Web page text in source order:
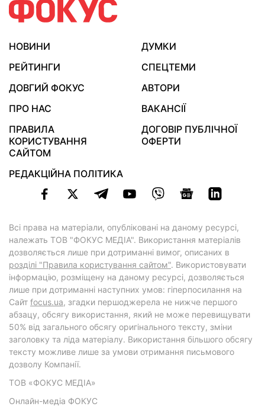
НОВИНИ
ДУМКИ
РЕЙТИНГИ
СПЕЦТЕМИ
ДОВГИЙ ФОКУС
АВТОРИ
ПРО НАС
ВАКАНСІЇ
ПРАВИЛА
КОРИСТУВАННЯ
САЙТОМ
ДОГОВІР ПУБЛІЧНОЇ
ОФЕРТИ
РЕДАКЦІЙНА ПОЛІТИКА
Всі права на матеріали, опубліковані на даному ресурсі,
належать ТОВ "ФОКУС МЕДІА". Використання матеріалів
дозволяється лише при дотриманні вимог, описаних в
розділі "Правила користування сайтом". Використовувати
інформацію, розміщену на даному ресурсі, дозволяється
лише при дотриманні наступних умов: гіперпосилання на
Cайт focus.ua, згадки першоджерела не нижче першого
абзацу, обсягу використання, який не може перевищувати
50% від загального обсягу оригінального тексту, зміни
заголовку та ліда матеріалу. Використання більшого обсягу
тексту можливе лише за умови отримання письмового
дозволу Компанії.
ТОВ «ФОКУС МЕДІА»
Онлайн-медіа ФОКУС